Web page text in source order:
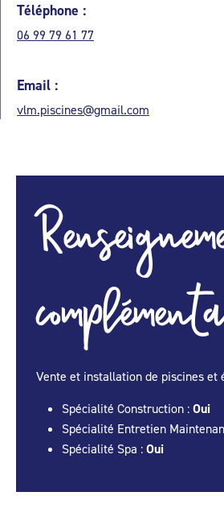
Téléphone :
06 99 79 61 77
Email :
vlm.piscines@gmail.com
Vente et installation de piscines et
Spécialité Construction : Oui
Spécialité Entretien
Spécialité Spa : Oui